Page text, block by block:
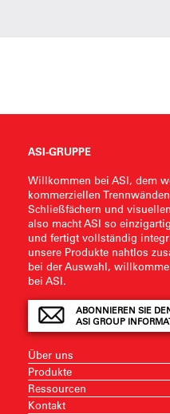
ASI-GRUPPE
Willkommen bei ASI, dem
kommerziellen
Schließfächern und
also macht ASI so
und fertigt vollständig
unsere Produkte nahtlos
bei der Auswahl,
bei ASI.
ABONNIEREN SIE
ASI GROUP
Über uns
Produkte
Ressourcen
Kontakt